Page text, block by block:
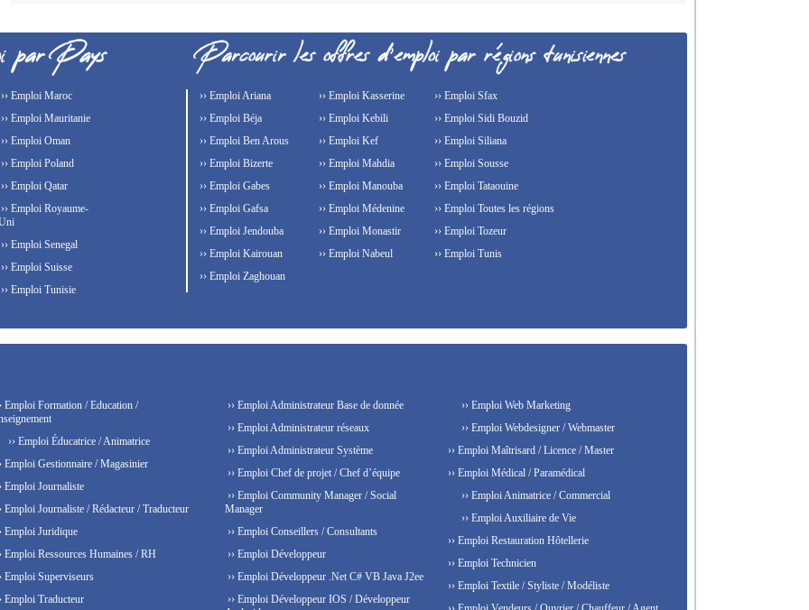
›› Emploi Maroc
›› Emploi Mauritanie
›› Emploi Oman
›› Emploi Poland
›› Emploi Qatar
›› Emploi Royaume-
›› Emploi Senegal
›› Emploi Suisse
›› Emploi Tunisie
›› Emploi Ariana
›› Emploi Béja
›› Emploi Ben Arous
›› Emploi Bizerte
›› Emploi Gabes
›› Emploi Gafsa
›› Emploi Jendouba
›› Emploi Kairouan
›› Emploi Kasserine
›› Emploi Kebili
›› Emploi Kef
›› Emploi Mahdia
›› Emploi Manouba
›› Emploi Médenine
›› Emploi Monastir
›› Emploi Nabeul
›› Emploi Sfax
›› Emploi Sidi Bouzid
›› Emploi Siliana
›› Emploi Sousse
›› Emploi Tataouine
›› Emploi Toutes les régions
›› Emploi Tozeur
›› Emploi Tunis
›› Emploi Zaghouan
Emploi Formation / Education /
›› Emploi Éducatrice / Animatrice
Emploi Gestionnaire / Magasinier
Emploi Journaliste
Emploi Journaliste / Rédacteur / Traducteur
Emploi Juridique
Emploi Ressources Humaines / RH
Emploi Superviseurs
Emploi Traducteur
›› Emploi Administrateur Base de donnée
›› Emploi Administrateur réseaux
›› Emploi Administrateur Système
›› Emploi Chef de projet / Chef d’équipe
›› Emploi Community Manager / Social
Manager
›› Emploi Conseillers / Consultants
›› Emploi Développeur
›› Emploi Développeur .Net C# VB Java J2ee
›› Emploi Développeur IOS / Développeur
›› Emploi Web Marketing
›› Emploi Webdesigner / Webmaster
›› Emploi Maîtrisard / Licence / Master
›› Emploi Médical / Paramédical
›› Emploi Animatrice / Commercial
›› Emploi Auxiliaire de Vie
›› Emploi Restauration Hôtellerie
›› Emploi Technicien
›› Emploi Textile / Styliste / Modéliste